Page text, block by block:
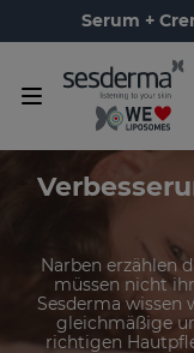
Serum +
Narben erzählen
müssen nicht
Sesderma wissen
gleichmäßige
richtigen